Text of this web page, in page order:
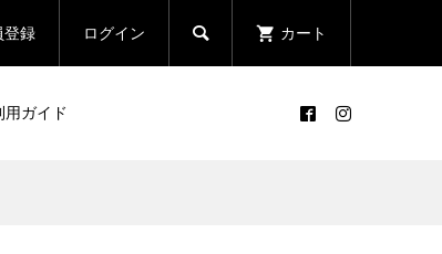
登録 ログイン  カート
用ガイド